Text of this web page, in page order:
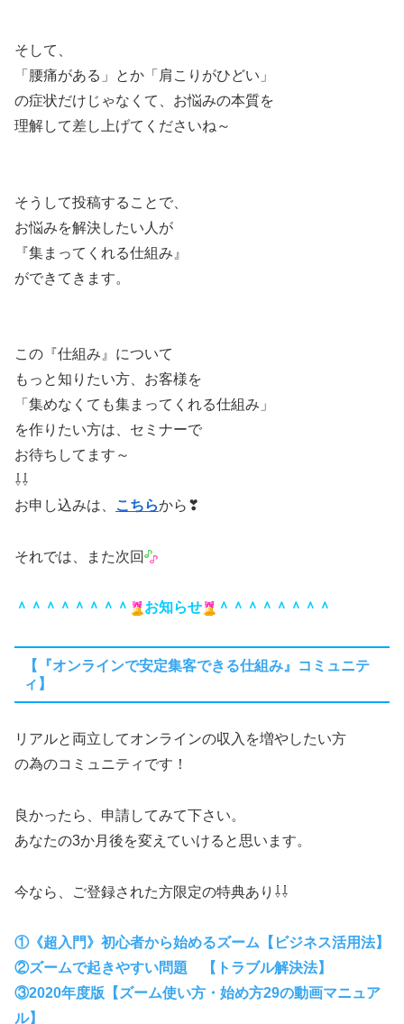
そして、
「腰痛がある」とか「肩こりがひどい」
の症状だけじゃなくて、お悩みの本質を
理解して差し上げてくださいね～
そうして投稿することで、
お悩みを解決したい人が
『集まってくれる仕組み』
ができてきます。
この『仕組み』について
もっと知りたい方、お客様を
「集めなくても集まってくれる仕組み」
を作りたい方は、セミナーで
お待ちしてます～
⇩⇩
お申し込みは、
こちらから❣
それでは、また次回
＾＾＾＾＾＾＾＾ お知らせ ＾＾＾＾＾＾＾＾
【『オンラインで安定集客できる仕組み』コミュニテ
ィ】
リアルと両立してオンラインの収入を増やしたい方
の為のコミュニティです！
良かったら、申請してみて下さい。
あなたの3か月後を変えていけると思います。
今なら、ご登録された方限定の特典あり⇩⇩
①《超入門》初心者から始めるズーム【ビジネス活用法】
②ズームで起きやすい問題 【トラブル解決法】
③2020年度版【ズーム使い方・始め方29の動画マニュア
ル】